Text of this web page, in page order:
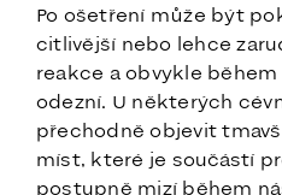
Po ošetření může být
citlivější nebo lehce
reakce a obvykle
odezní. U některých
přechodně objevit
míst, které je součástí